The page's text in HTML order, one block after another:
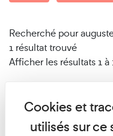
Recherché pour
1 résultat trouvé
Afficher les résultats 1 à
Hélène